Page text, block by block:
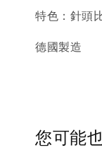
特色：針頭
德國製造
您可能